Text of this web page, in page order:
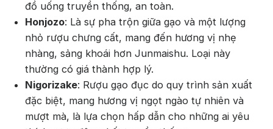
Top tìm kiếm
đồ uống truyền thống, an toàn.
Honjozo: Là sự pha trộn giữa gạo và một lượng
nhỏ rượu chưng cất, mang đến hương vị nhẹ
nhàng, sảng khoái hơn Junmaishu. Loại này
thường có giá thành hợp lý.
Nigorizake: Rượu gạo đục do quy trình sản xuất
đặc biệt, mang hương vị ngọt ngào tự nhiên và
mượt mà, là lựa chọn hấp dẫn cho những ai yêu